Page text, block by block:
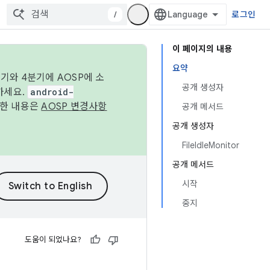
/ 로그인
이 페이지의 내용
요약
공개 생성자
공개 메서드
공개 생성자
FileIdleMonitor
공개 메서드
시작
중지
와 4분기에 AOSP에 소
세요. android-
내용은AOSP 변경사항
도움이 되었나요?